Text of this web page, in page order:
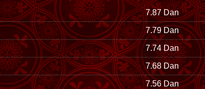
7.87 Dan
7.79 Dan
7.74 Dan
7.68 Dan
7.56 Dan